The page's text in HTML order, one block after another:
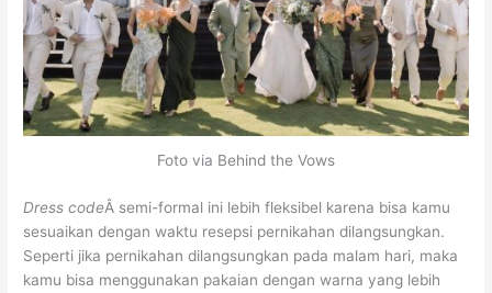
Foto via Behind the Vows
Dress codeÂ semi-formal ini lebih fleksibel karena bisa kamu
sesuaikan dengan waktu resepsi pernikahan dilangsungkan.
Seperti jika pernikahan dilangsungkan pada malam hari, maka
kamu bisa menggunakan pakaian dengan warna yang lebih